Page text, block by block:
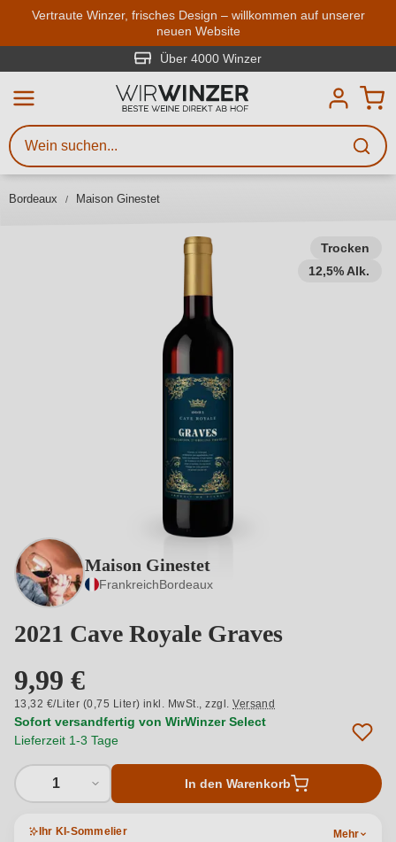
Zum Hauptinhalt springen
Vertraute Winzer, frisches Design – willkommen auf unserer
neuen Website
Über 4000 Winzer
Bordeaux Maison Ginestet
Trocken
12,5% Alk.
Maison Ginestet
FrankreichBordeaux
2021 Cave Royale Graves
9,99 €
13,32 €/Liter (0,75 Liter) inkl. MwSt.,zzgl.Versand
Sofort versandfertig von WirWinzer Select
Lieferzeit 1-3 Tage
1 In den Warenkorb
Ihr KI-Sommelier Mehr
Weinsuche
Mindestens 3 Zeichen eingeben
Beschreiben Sie, welchen Wein
Sie suchen – ob nach Geschmack,